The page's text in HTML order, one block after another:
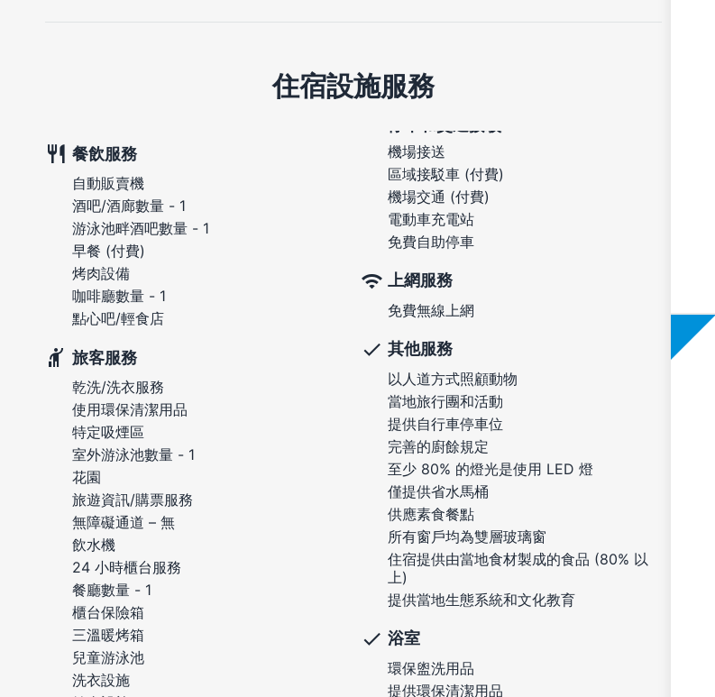
住宿設施服務
餐飲服務
自動販賣機
酒吧/酒廊數量 - 1
游泳池畔酒吧數量 - 1
早餐 (付費)
烤肉設備
咖啡廳數量 - 1
點心吧/輕食店
旅客服務
乾洗/洗衣服務
使用環保清潔用品
特定吸煙區
室外游泳池數量 - 1
花園
旅遊資訊/購票服務
無障礙通道 – 無
飲水機
24 小時櫃台服務
餐廳數量 - 1
櫃台保險箱
三溫暖烤箱
兒童游泳池
洗衣設施
機場接送
區域接駁車 (付費)
機場交通 (付費)
電動車充電站
免費自助停車
上網服務
免費無線上網
其他服務
以人道方式照顧動物
當地旅行團和活動
提供自行車停車位
完善的廚餘規定
至少 80% 的燈光是使用 LED 燈
僅提供省水馬桶
供應素食餐點
所有窗戶均為雙層玻璃窗
住宿提供由當地食材製成的食品 (80% 以
上)
提供當地生態系統和文化教育
浴室
環保盥洗用品
提供環保清潔用品